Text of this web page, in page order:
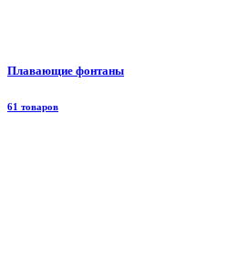
Плавающие фонтаны
61 товаров